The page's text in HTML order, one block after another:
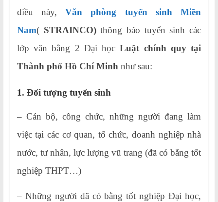
điều này,Văn phòng tuyển sinh Miền
Nam( STRAINCO)thông báo tuyển sinh các
lớp văn bằng 2 Đại họcLuật chính quy tại
Thành phố Hồ Chí Minhnhư sau:
1. Đối tượng tuyển sinh
– Cán bộ, công chức, những người đang làm
việc tại các cơ quan, tổ chức, doanh nghiệp nhà
nước, tư nhân, lực lượng vũ trang (đã có bằng tốt
nghiệp THPT…)
– Những người đã có bằng tốt nghiệp Đại học,